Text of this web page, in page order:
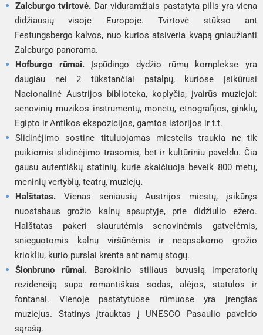
Zalcburgo tvirtovė. Dar viduramžiais pastatyta pilis yra viena
didžiausių visoje Europoje. Tvirtovė stūkso ant
Festungsbergo kalvos, nuo kurios atsiveria kvapą gniaužianti
Zalcburgo panorama.
Hofburgo rūmai. Įspūdingo dydžio rūmų komplekse yra
daugiau nei 2 tūkstančiai patalpų, kuriose įsikūrusi
Nacionalinė Austrijos biblioteka, koplyčia, įvairūs muziejai:
senovinių muzikos instrumentų, monetų, etnografijos, ginklų,
Egipto ir Antikos ekspozicijos, gamtos istorijos ir t.t.
Slidinėjimo sostine tituluojamas miestelis traukia ne tik
puikiomis slidinėjimo trasomis, bet ir kultūriniu paveldu. Čia
gausu autentiškų statinių, kurie skaičiuoja beveik 800 metų,
meninių vertybių, teatrų, muziejų.
Halštatas. Vienas seniausių Austrijos miestų, įsikūręs
nuostabaus grožio kalnų apsuptyje, prie didžiulio ežero.
Halštatas pakeri siaurutėmis senovinėmis gatvelėmis,
snieguotomis kalnų viršūnėmis ir neapsakomo grožio
kriokliu, kurio purslai krenta ant namų stogų.
Šionbruno rūmai. Barokinio stiliaus buvusią imperatorių
rezidenciją supa romantiškas sodas, alėjos, statulos ir
fontanai. Vienoje pastatytuose rūmuose yra įrengtas
muziejus. Statinys įtrauktas į UNESCO Pasaulio paveldo
sąrašą.